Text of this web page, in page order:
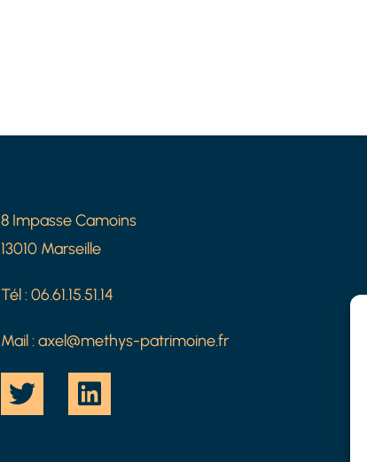
8 Impasse Camoins
13010 Marseille
Tél : 06.61.15.51.14
Mail : axel@methys-patrimoine.fr